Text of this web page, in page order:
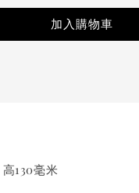
加入購物車
130毫米